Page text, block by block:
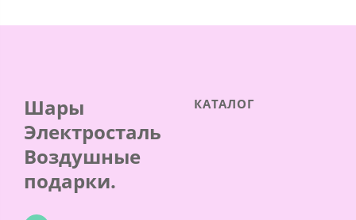
Шары
Электросталь
Воздушные
подарки.
КАТАЛОГ